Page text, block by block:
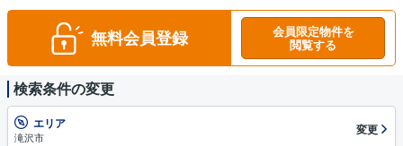
無料会員登録
会員限定物件を
閲覧する
検索条件の変更
エリア
滝沢市
変更